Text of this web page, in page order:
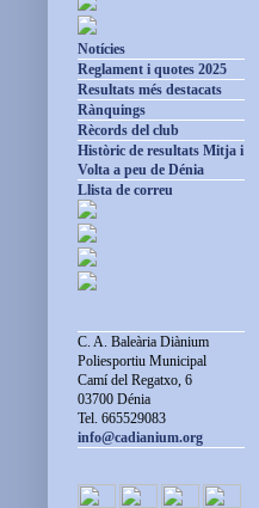
Notícies
Reglament i quotes 2025
Resultats més destacats
Rànquings
Rècords del club
Històric de resultats Mitja i
Volta a peu de Dénia
Llista de correu
C. A. Baleària Diànium
Poliesportiu Municipal
Camí del Regatxo, 6
03700 Dénia
Tel. 665529083
info@cadianium.org